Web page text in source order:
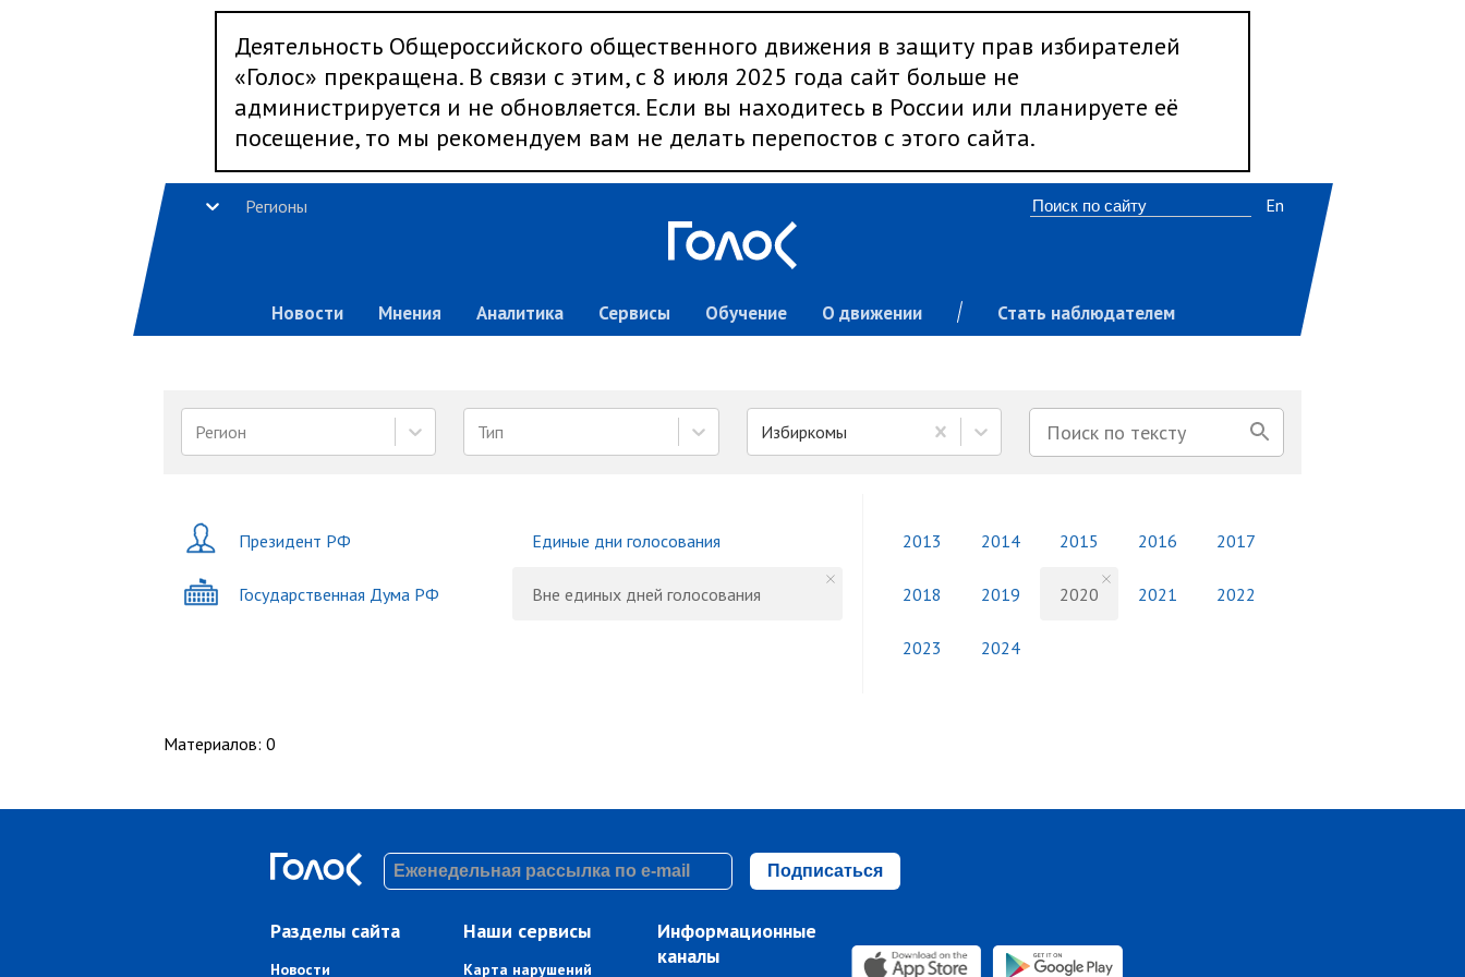
Деятельность Общероссийского общественного движения в защиту прав избирателей
«Голос» прекращена. В связи с этим, с 8 июля 2025 года сайт больше не
администрируется и не обновляется. Если вы находитесь в России или планируете её
посещение, то мы рекомендуем вам не делать перепостов с этого сайта.
Регионы
Новости Мнения Аналитика Сервисы Обучение О движении Стать наблюдателем
En
Регион Тип Избиркомы
Президент РФ
Государственная Дума РФ
Единые дни голосования
Вне единых дней голосования
2013 2014 2015 2016 2017
2018 2019 2020 2021 2022
2023 2024
Материалов: 0
Подписаться
Разделы сайта
Новости
Наши сервисы
Карта нарушений
Информационные
каналы